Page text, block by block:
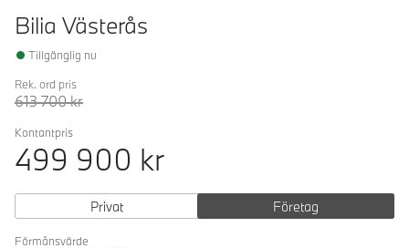
Bilia Västerås
Tillgänglig nu
Rek. ord pris
613 700kr
Kontantpris
499 900 kr
Privat Företag
Förmånsvärde